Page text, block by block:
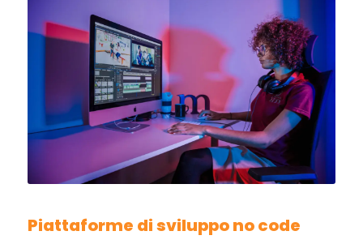
Piattaforme di sviluppo no code